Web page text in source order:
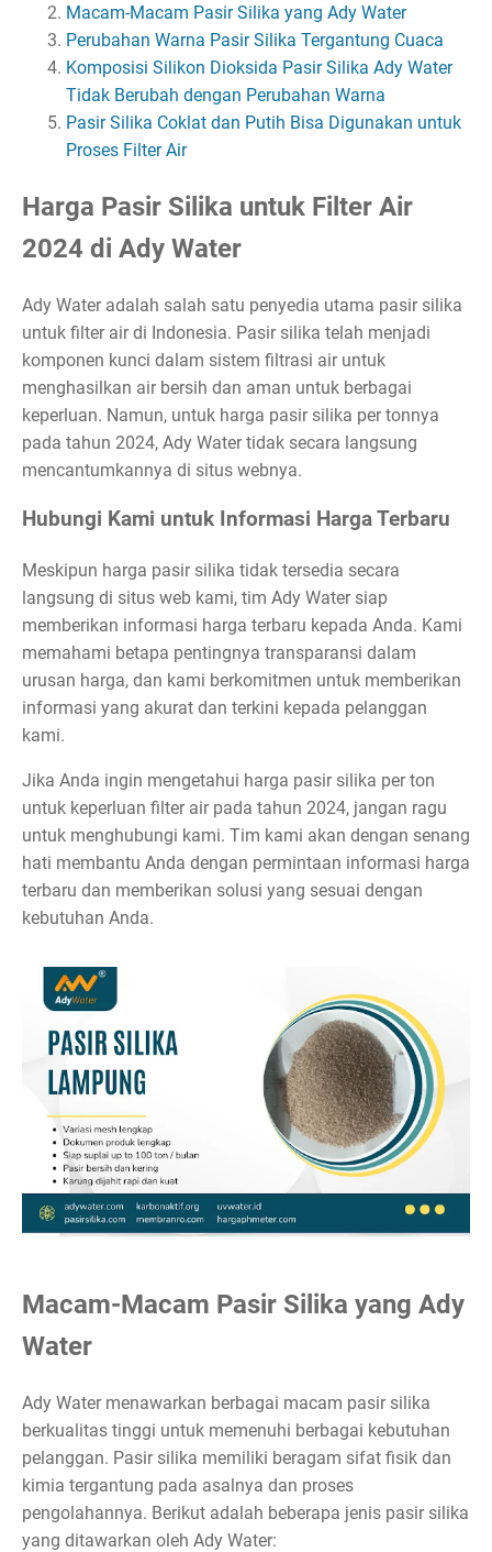
Macam-Macam Pasir Silika yang Ady Water
Perubahan Warna Pasir Silika Tergantung Cuaca
Komposisi Silikon Dioksida Pasir Silika Ady Water
Tidak Berubah dengan Perubahan Warna
Pasir Silika Coklat dan Putih Bisa Digunakan untuk
Proses Filter Air
Harga Pasir Silika untuk Filter Air
2024 di Ady Water
Ady Water adalah salah satu penyedia utama pasir silika
untuk filter air di Indonesia. Pasir silika telah menjadi
komponen kunci dalam sistem filtrasi air untuk
menghasilkan air bersih dan aman untuk berbagai
keperluan. Namun, untuk harga pasir silika per tonnya
pada tahun 2024, Ady Water tidak secara langsung
mencantumkannya di situs webnya.
Hubungi Kami untuk Informasi Harga Terbaru
Meskipun harga pasir silika tidak tersedia secara
langsung di situs web kami, tim Ady Water siap
memberikan informasi harga terbaru kepada Anda. Kami
memahami betapa pentingnya transparansi dalam
urusan harga, dan kami berkomitmen untuk memberikan
informasi yang akurat dan terkini kepada pelanggan
kami.
Jika Anda ingin mengetahui harga pasir silika per ton
untuk keperluan filter air pada tahun 2024, jangan ragu
untuk menghubungi kami. Tim kami akan dengan senang
hati membantu Anda dengan permintaan informasi harga
terbaru dan memberikan solusi yang sesuai dengan
kebutuhan Anda.
Macam-Macam Pasir Silika yang Ady
Water
Ady Water menawarkan berbagai macam pasir silika
berkualitas tinggi untuk memenuhi berbagai kebutuhan
pelanggan. Pasir silika memiliki beragam sifat fisik dan
kimia tergantung pada asalnya dan proses
pengolahannya. Berikut adalah beberapa jenis pasir silika
yang ditawarkan oleh Ady Water: